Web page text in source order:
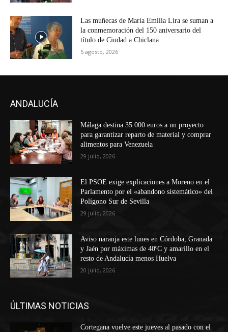
Las muñecas de María Emilia Lira se suman a
la conmemoración del 150 aniversario del
título de Ciudad a Chiclana
5 agosto, 2026
ANDALUCÍA
Málaga destina 35.000 euros a un proyecto
para garantizar reparto de material y comprar
alimentos para Venezuela
29 julio, 2026
El PSOE exige explicaciones a Moreno en el
Parlamento por el «abandono sistemático» del
Polígono Sur de Sevilla
29 julio, 2026
Aviso naranja este lunes en Córdoba, Granada
y Jaén por máximas de 40ºC y amarillo en el
resto de Andalucía menos Huelva
20 julio, 2026
ÚLTIMAS NOTICIAS
Cortegana vuelve este jueves al pasado con el